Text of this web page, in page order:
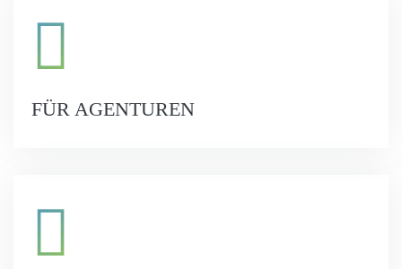
FÜR AGENTUREN